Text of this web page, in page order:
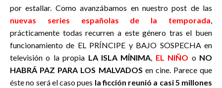
por estallar. Como avanzábamos en nuestro post de las
nuevas series españolas de la temporada,
prácticamente todas recurren a este género tras el buen
funcionamiento de EL PRÍNCIPE y BAJO SOSPECHA en
televisión o la propia LA ISLA MÍNIMA, EL NIÑO o NO
HABRÁ PAZ PARA LOS MALVADOS en cine. Parece que
éste no será el caso pues la ficción reunió a casi 5 millones